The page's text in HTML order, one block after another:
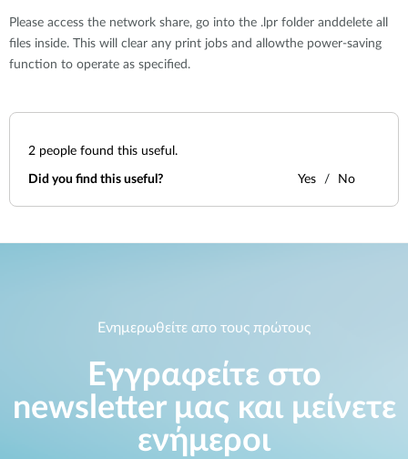
mydlink
Accessories
Blog
Υποστήριξη
Warranty
Please access the network share, go into the .lpr folder anddelete all
files inside. This will clear any print jobs and allowthe power-saving
function to operate as specified.
2 people found this useful.
Did you find this useful? Yes No
Ενημερωθείτε απο τους πρώτους
Εγγραφείτε στο
newsletter μας και μείνετε
ενήμεροι